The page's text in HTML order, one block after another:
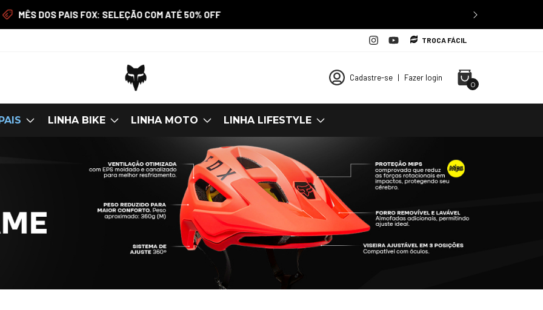
R$50 para compras acima de R$699. USE CUPOM:
TROCA FÁCIL
Cadastre-se | Fazer login
0
LINHA BIKE LINHA MOTO LINHA LIFESTYLE